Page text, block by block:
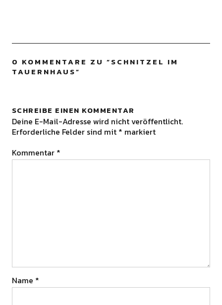
0 KOMMENTARE ZU “SCHNITZEL IM
TAUERNHAUS”
SCHREIBE EINEN KOMMENTAR
Deine E-Mail-Adresse wird nicht veröffentlicht.
Erforderliche Felder sind mit * markiert
Kommentar *
Name *